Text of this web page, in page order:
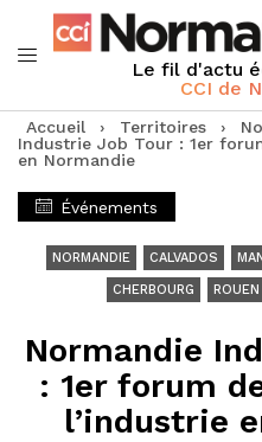
Le fil d'actu
CCI de
Accueil › Territoires ›
Industrie Job Tour : 1er
en Normandie
Événements
NORMANDIE CALVADOS
CHERBOURG ROUEN
Normandie
: 1er forum
l’industrie